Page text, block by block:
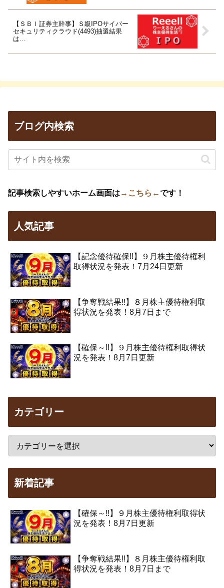
【ＳＢＩ証券主幹事】Ｓ級IPOサイバー
セキュリティクラウド(4493)抽選結果
は…
ブログ内検索
記事検索しやすいホーム画面は →こちら←です！
人気記事
【記念優待確保!!】９月株主優待権利
取得状況を発表！7月24日更新
【争奪戦結果!!】８月株主優待権利取
得状況を発表！8月7日まで
【確保～!!】９月株主優待権利取得状
況を発表！8月7日更新
カテゴリー
新着記事
【確保～!!】９月株主優待権利取得状
況を発表！8月7日更新
【争奪戦結果!!】８月株主優待権利取
得状況を発表！8月7日まで